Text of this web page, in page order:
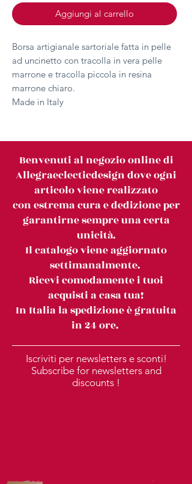
Aggiungi al carrello
Borsa artigianale sartoriale fatta in pelle
ad uncinetto con tracolla in vera pelle
marrone e tracolla piccola in resina
marrone chiaro.
Made in Italy
Benvenuti al negozio online di
Allegraeclecticdesign dove ogni
articolo viene realizzato
con estrema cura e dedizione per
garantirne sempre una certa
unicità.
Il catalogo viene aggiornato
settimanalmente.
Ricevi comodamente i tuoi
acquisti a casa tua!
In Italia la spedizione è gratuita
in 24 ore.
Iscriviti per newsletters e sconti!
Subscribe for newsletters and
discounts !